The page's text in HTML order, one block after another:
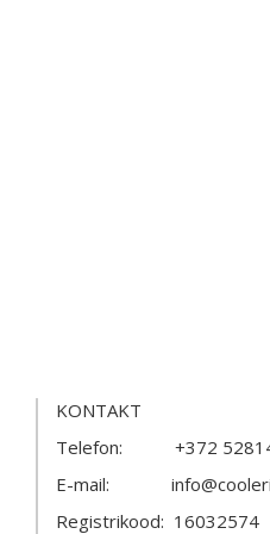
KONTAKT
Telefon: +372
E-mail:
Registrikood: 16032574